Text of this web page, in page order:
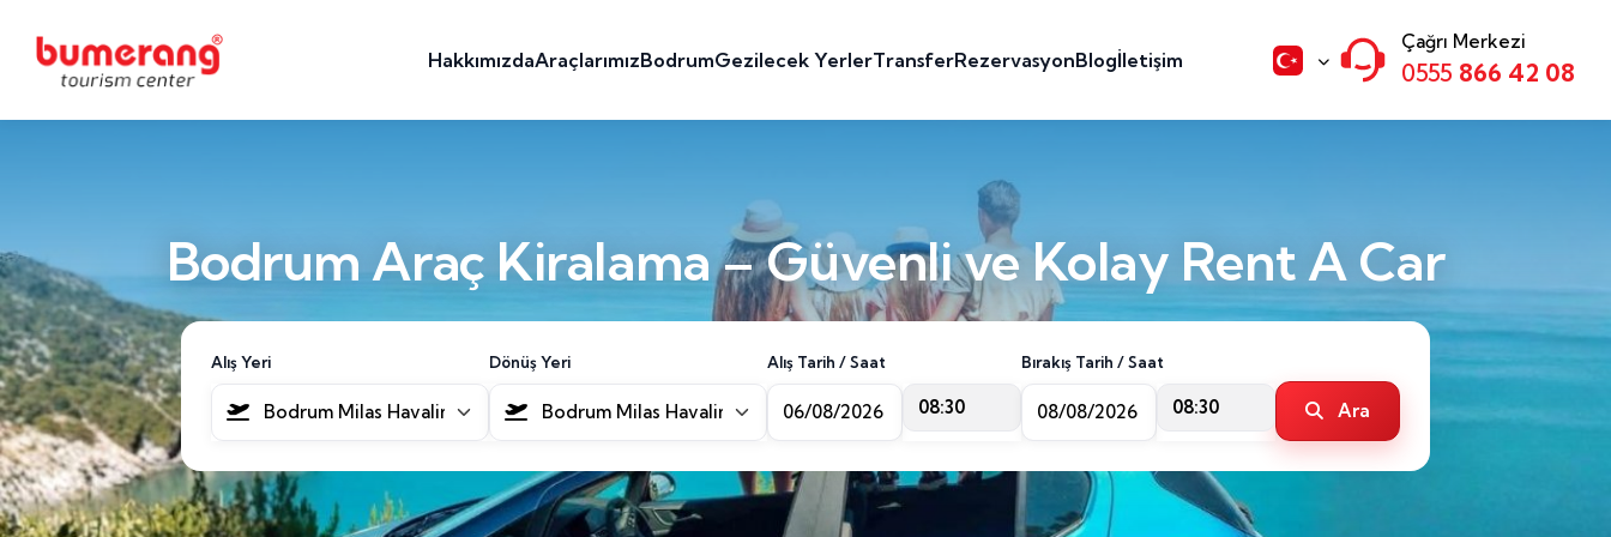
HakkımızdaAraçlarımızBodrumGezilecek YerlerTransferRezervasyonBlogİletişim
Çağrı Merkezi
0555 866 42 08
Bodrum Araç Kiralama – Güvenli ve Kolay Rent A Car
Alış Yeri
Bodrum Milas Havalimanı [BJV]
Dönüş Yeri
Bodrum Milas Havalimanı [BJV]
Alış Tarih / Saat
08:30
Bırakış Tarih / Saat
08:30 Ara